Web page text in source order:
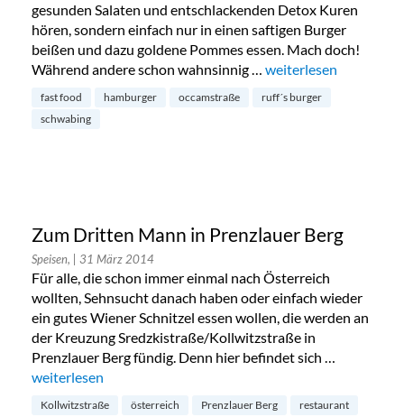
gesunden Salaten und entschlackenden Detox Kuren
hören, sondern einfach nur in einen saftigen Burger
beißen und dazu goldene Pommes essen. Mach doch!
Während andere schon wahnsinnig … „Ruff´s Burger in
weiterlesen
fast food hamburger occamstraße
ruff´s burger
schwabing
Zum Dritten Mann in Prenzlauer Berg
Speisen, | 31 März 2014
Für alle, die schon immer einmal nach Österreich
wollten, Sehnsucht danach haben oder einfach wieder
ein gutes Wiener Schnitzel essen wollen, die werden an
der Kreuzung Sredzkistraße/Kollwitzstraße in
Prenzlauer Berg fündig. Denn hier befindet sich …
„Zum Dritten Mann in Prenzlauer Berg“
weiterlesen
Kollwitzstraße österreich Prenzlauer Berg
restaurant